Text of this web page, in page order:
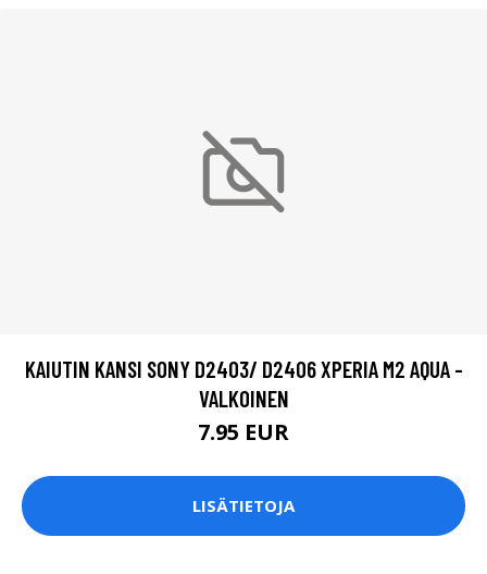
KAIUTIN KANSI SONY D2403/ D2406 XPERIA M2 AQUA -
VALKOINEN
7.95 EUR
LISÄTIETOJA